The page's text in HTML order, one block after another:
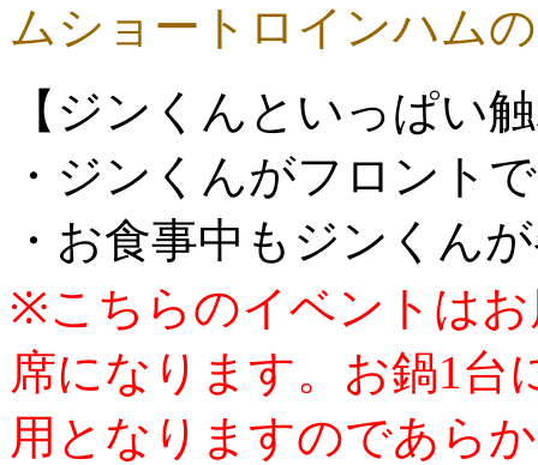
ムショートロインハム
【ジンくんといっぱい
・ジンくんがフロント
・お食事中もジンくん
※こちらのイベントは
席になります。お鍋1台
用となりますのであら